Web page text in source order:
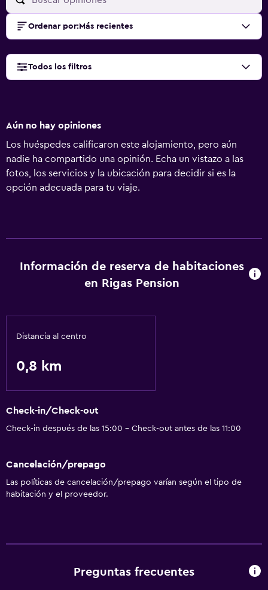
Ordenar por: Más recientes
Todos los filtros
Aún no hay opiniones
Los huéspedes calificaron este alojamiento, pero aún
nadie ha compartido una opinión. Echa un vistazo a las
fotos, los servicios y la ubicación para decidir si es la
opción adecuada para tu viaje.
Información de reserva de habitaciones
en Rigas Pension
Distancia al centro
0,8 km
Check-in/Check-out
Check-in después de las 15:00 - Check-out antes de las 11:00
Cancelación/prepago
Las políticas de cancelación/prepago varían según el tipo de
habitación y el proveedor.
Preguntas frecuentes